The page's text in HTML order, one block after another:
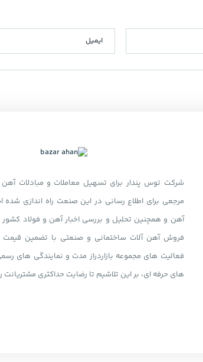
شرکت توس پندار برای تسهیل معاملات و مبادلات آهن
مرجعی برای اطلاع رسانی در این صنعت راه اندازی شده
آهن و همچنین تحلیل و بررسی اخبار آهن و فولاد کشور
فروش آهن آلات ساختمانی و صنعتی با تضمین قیمت
فعالیت های مجموعه بازاردراز مدت و نمایندگی های
های حرفه ای، بر این تلاشیم تا رضایت حداکثری